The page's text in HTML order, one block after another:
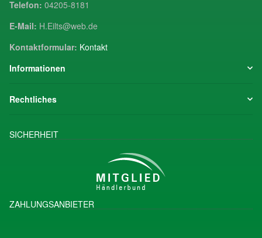
Telefon: 04205-8181
E-Mail: H.Eilts@web.de
Kontaktformular: Kontakt
Informationen
Rechtliches
SICHERHEIT
ZAHLUNGSANBIETER